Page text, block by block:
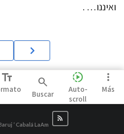
ואיננו… .
text_fields search
Buscar
slow_motion_video
Auto-
scroll
more_vert
Más
‘ Cabalá LaAm